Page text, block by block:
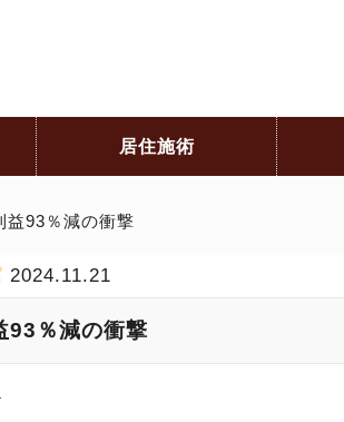
居住施術
益93％減の衝撃
2024.11.21
93％減の衝撃